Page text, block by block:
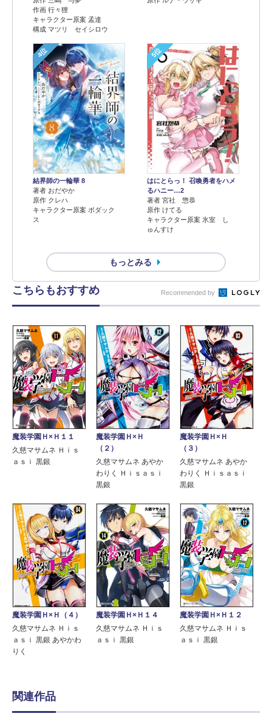
作画 行々狸
キャラクター原案 孟達
構成 マツリ セイシロウ
4位
結界師の一輪華 8
著者 おだやか
原作 クレハ
キャラクター原案 ボダック
ス
5位
はにとらっ！ 召喚勇者をハメ
るハニー…2
著者 宮社 惣恭
原作 けてる
キャラクター原案 氷室 し
ゅんすけ
もっとみる
こちらもおすすめ Recommended by
魔装学園Ｈ×Ｈ１１
久慈マサムネ Ｈｉｓ
ａｓｉ 黒銀
魔装学園Ｈ×Ｈ
（２）
久慈マサムネ あやか
わりく Ｈｉｓａｓｉ
黒銀
魔装学園Ｈ×Ｈ
（３）
久慈マサムネ あやか
わりく Ｈｉｓａｓｉ
黒銀
魔装学園Ｈ×Ｈ（４）
久慈マサムネ Ｈｉｓ
ａｓｉ 黒銀 あやかわ
りく
魔装学園Ｈ×Ｈ１４
久慈マサムネ Ｈｉｓ
ａｓｉ 黒銀
魔装学園Ｈ×Ｈ１２
久慈マサムネ Ｈｉｓ
ａｓｉ 黒銀
関連作品